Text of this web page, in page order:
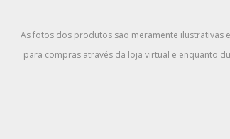
As fotos dos produtos são meramente ilustrativas
para compras através da loja virtual e enquanto